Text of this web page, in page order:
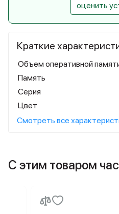
Краткие
Объем оперативной
Память
Серия
Цвет
Смотреть все
оценить
С этим товаром